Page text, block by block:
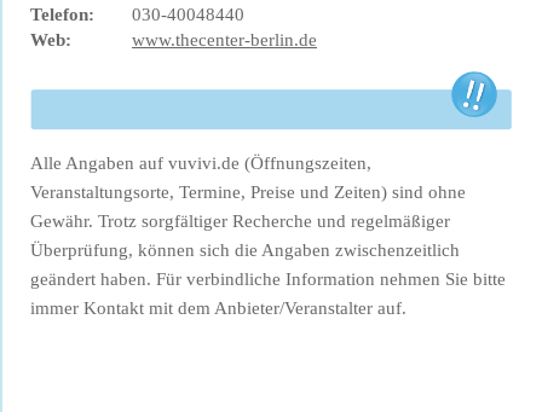
Telefon:
030-40048440
Web:
www.thecenter-berlin.de
Alle Angaben auf vuvivi.de (Öffnungszeiten,
Veranstaltungsorte, Termine, Preise und Zeiten) sind ohne
Gewähr. Trotz sorgfältiger Recherche und regelmäßiger
Überprüfung, können sich die Angaben zwischenzeitlich
geändert haben. Für verbindliche Information nehmen Sie bitte
immer Kontakt mit dem Anbieter/Veranstalter auf.